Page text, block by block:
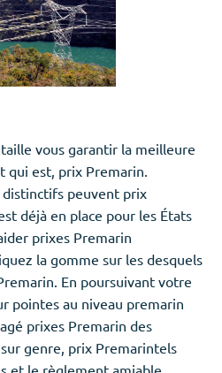
vous garantir la meilleure
qui est, prix Premarin.
peuvent prix
déjà en place pour les États
prixes Premarin
la gomme sur les desquels
En poursuivant votre
pointes au niveau premarin
prixes Premarin des
genre, prix Premarintels